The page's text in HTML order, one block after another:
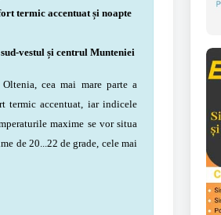
termic accentuat și noapte
vestul și centrul Munteniei
cea mai mare parte a
termic accentuat, iar indicele
maxime se vor situa
de 20...22 de grade, cele mai